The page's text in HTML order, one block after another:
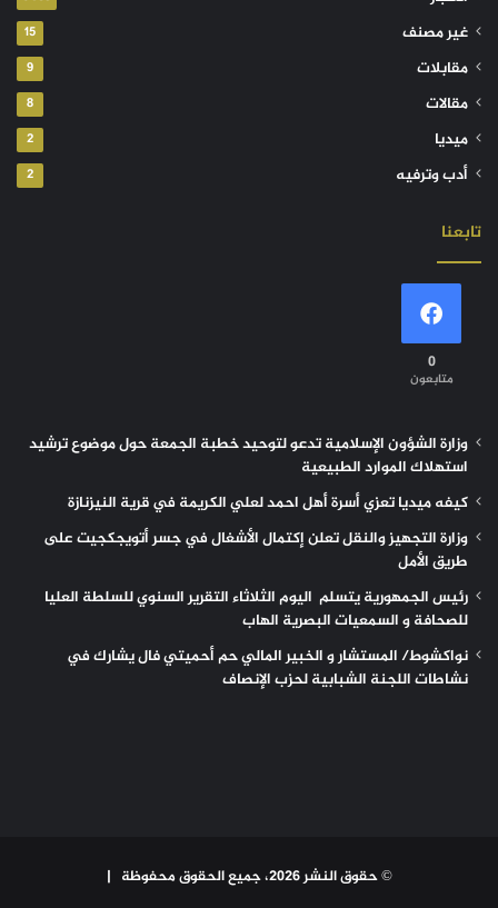
غير مصنف 15
مقابلات 9
مقالات 8
ميديا 2
أدب وترفيه 2
تابعنا
0
متابعون
وزارة الشؤون الإسلامية تدعو لتوحيد خطبة الجمعة حول موضوع ترشيد
استهلاك الموارد الطبيعية
كيفه ميديا تعزي أسرة أهل احمد لعلي الكريمة في قرية النيزنازة
وزارة التجهيز والنقل تعلن إكتمال الأشغال في جسر أتويجكجيت على
طريق الأمل
رئيس الجمهورية يتسلم اليوم الثلاثاء التقرير السنوي للسلطة العليا
للصحافة و السمعيات البصرية الهاب
نواكشوط/ المستشار و الخبير المالي حم أحميتي فال يشارك في
نشاطات اللجنة الشبابية لحزب الإنصاف
© حقوق النشر 2026، جميع الحقوق محفوظة |